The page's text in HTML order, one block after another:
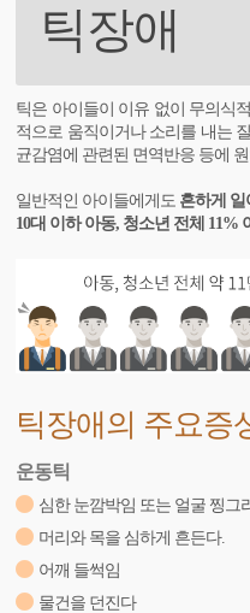
틱장애
틱은 아이들이 이유 없이 무의식
적으로 움직이거나 소리를 내는
균감염에 관련된 면역반응 등에
일반적인 아이들에게도 흔하게 일
10대 이하 아동, 청소년 전체 11%
틱장애의 주요증
운동틱
심한 눈깜박임 또는 얼굴 찡그
머리와 목을 심하게 흔든다.
어깨 들썩임
물건을 던진다